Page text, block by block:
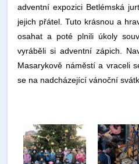
adventní expozici Betlémská
jejich přátel. Tuto krásnou a
osahat a poté plnili úkoly
vyráběli si adventní zápich.
Masarykově náměstí a vraceli
se na nadcházející vánoční